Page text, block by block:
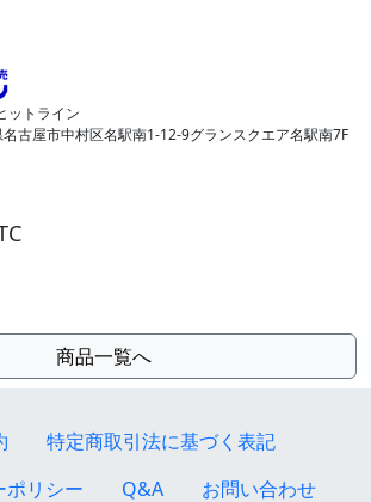
ットライン
古屋市中村区名駅南1-12-9グランスクエア名駅南7F
商品一覧へ
特定商取引法に基づく表記
ポリシー
Q&A お問い合わせ